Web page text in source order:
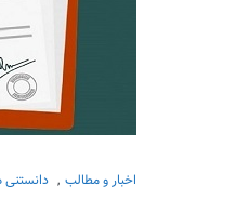
اخبار و مطالب ,